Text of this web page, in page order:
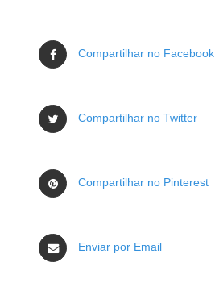
Compartilhar no Facebook
Compartilhar no Twitter
Compartilhar no Pinterest
Enviar por Email